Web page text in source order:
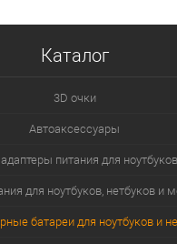
Каталог
3D очки
Автоаксессуары
питания для
для ноутбуков, нетбуков и
батареи для ноутбуков и